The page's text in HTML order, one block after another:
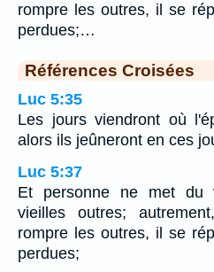
rompre les outres, il se
perdues;…
Références Croisées
Luc 5:35
Les jours viendront où
alors ils jeûneront en ces
Luc 5:37
Et personne ne met du
vieilles outres;
rompre les outres, il se
perdues;